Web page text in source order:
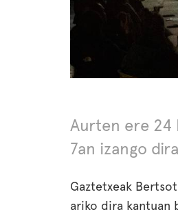
Aurten ere 24
7an izango
Gaztetxeak
ariko dira kantuan